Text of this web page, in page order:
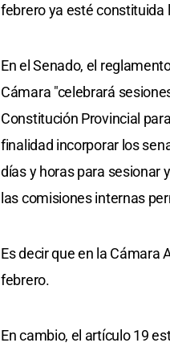
febrero ya esté constituida
En el Senado, el
Cámara "celebrará
Constitución Provincial
finalidad incorporar los
días y horas para sesionar
las comisiones internas
Es decir que en la Cámara
febrero.
En cambio, el artículo 19